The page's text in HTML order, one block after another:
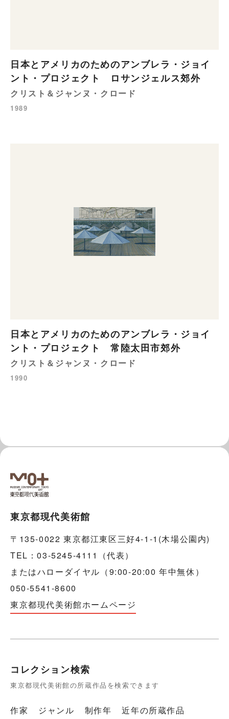
日本とアメリカのためのアンブレラ・ジョイ
ント・プロジェクト ロサンジェルス郊外
クリスト＆ジャンヌ・クロード
1989
日本とアメリカのためのアンブレラ・ジョイ
ント・プロジェクト 常陸太田市郊外
クリスト＆ジャンヌ・クロード
1990
東京都現代美術館
〒135-0022 東京都江東区三好4-1-1(木場公園内)
TEL：03-5245-4111（代表）
またはハローダイヤル（9:00-20:00 年中無休）
050-5541-8600
東京都現代美術館ホームページ
コレクション検索
東京都現代美術館の所蔵作品を検索できます
作家 ジャンル 制作年 近年の所蔵作品